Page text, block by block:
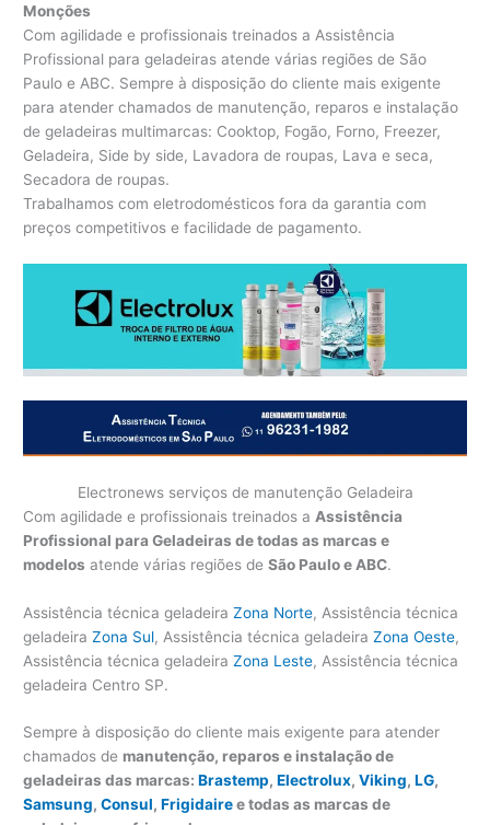
Monções
Com agilidade e profissionais treinados a Assistência
Profissional para geladeiras atende várias regiões de São
Paulo e ABC. Sempre à disposição do cliente mais exigente
para atender chamados de manutenção, reparos e instalação
de geladeiras multimarcas: Cooktop, Fogão, Forno, Freezer,
Geladeira, Side by side, Lavadora de roupas, Lava e seca,
Secadora de roupas.
Trabalhamos com eletrodomésticos fora da garantia com
preços competitivos e facilidade de pagamento.
Electronews serviços de manutenção Geladeira
Com agilidade e profissionais treinados a Assistência
Profissional para Geladeiras de todas as marcas e
modelos atende várias regiões deSão Paulo e ABC.
Assistência técnica geladeiraZona Norte, Assistência técnica
geladeiraZona Sul, Assistência técnica geladeiraZona Oeste,
Assistência técnica geladeiraZona Leste, Assistência técnica
geladeira Centro SP.
Sempre à disposição do cliente mais exigente para atender
chamados de manutenção, reparos e instalação de
geladeiras das marcas:Brastemp,Electrolux,Viking,LG,
Samsung,Consul,Frigidairee todas as marcas de